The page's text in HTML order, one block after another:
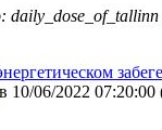
в 10/06/2022 07:20:00